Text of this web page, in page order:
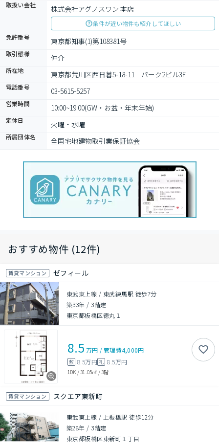
取扱い会社 株式会社アグノスワン 本店
条件が近い物件も紹介してほしい
免許番号
東京都知事(1)第108381号
取引態様 仲介
所在地 東京都荒川区西日暮5-18-11　パーク2ビル3F
電話番号 03-5615-5257
営業時間 10:00~19:00(GW・お盆・年末年始)
定休日 火曜・水曜
所属団体名 全国宅地建物取引業保証協会
おすすめ物件 (12件)
賃貸マンション ゼフィール
東武東上線 / 東武練馬駅 徒歩7分
築33年 / 3階建
東京都板橋区徳丸１
8.5 万円 /管理費4,000円
敷 8.5万円礼 8.5万円
1DK /31.05㎡ /3階
賃貸マンション スクエア東新町
東武東上線 / 上板橋駅 徒歩12分
築28年 / 3階建
東京都板橋区東新町１丁目